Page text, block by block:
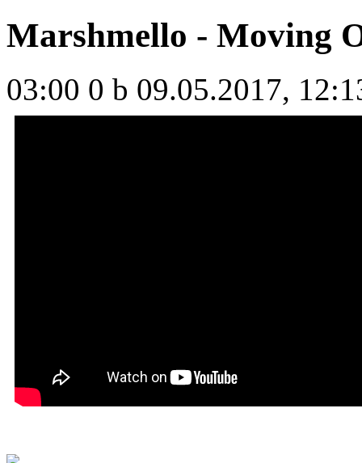
Marshmello - Moving
03:00 0 b 09.05.2017,